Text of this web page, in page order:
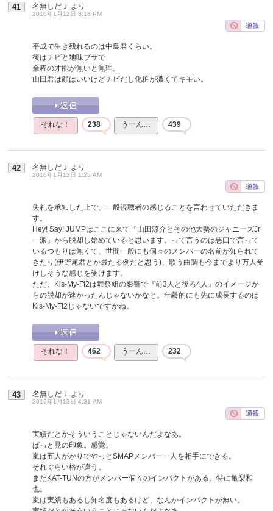
41 名無しだＪ より
2016年1月12日 8:18 PM
平成で生き残れるのは中島君くらい。
後はチビと地味ブサで
余程の才能が無いと無理。
山田君は顔はいいけどチビだし化粧が濃くてキモい。
それな！ 238 うーん… 439
42 名無しだＪ より
2016年1月13日 1:25 AM
失礼を承知した上で、一般視聴者の感じることを言わせていただきま
す。
Hey! Say! JUMPはここに来て『山田涼介とその他大勢のジャニーズJr
一派』から脱却し始めていると思います。って言うのは悪口で言って
いるつもりは無くて、世間一般にも個々のメンバーの名前が知られて
きたり(伊野尾君とか最たる例だと思う)、歌う曲調も今までより万人受
けしそうな感じを受けます。
ただ、Kis-My-Ft2は舞祭組の影響で『前3人と後ろ4人』のイメージか
らの脱却が速かったんじゃないかなと。年齢的にも先に成長するのは
Kis-My-Ft2じゃないですかね。
それな！ 462 うーん… 232
43 名無しだＪ より
2016年1月13日 4:31 AM
実績だとかそういうことじゃないんだよなあ。
ぱっと見の印象。感覚。
嵐は五人がかりでやっとSMAPメンバー一人を相手にできる。
それぐらい格が違う。
まだKAT-TUNの方がメンバー個々のインパクトがある。特に亀梨和
也。
嵐は実績もあるし知名度もあるけど、なんかインパクトが無い。